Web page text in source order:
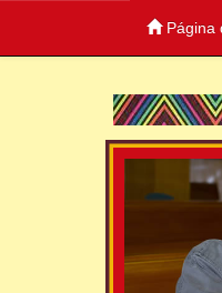
Página